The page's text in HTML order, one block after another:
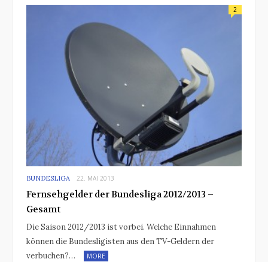
BUNDESLIGA 22. MAI 2013
2
Fernsehgelder der Bundesliga 2012/2013 –
Gesamt
Die Saison 2012/2013 ist vorbei. Welche Einnahmen
können die Bundesligisten aus den TV-Geldern der
verbuchen?…
MORE